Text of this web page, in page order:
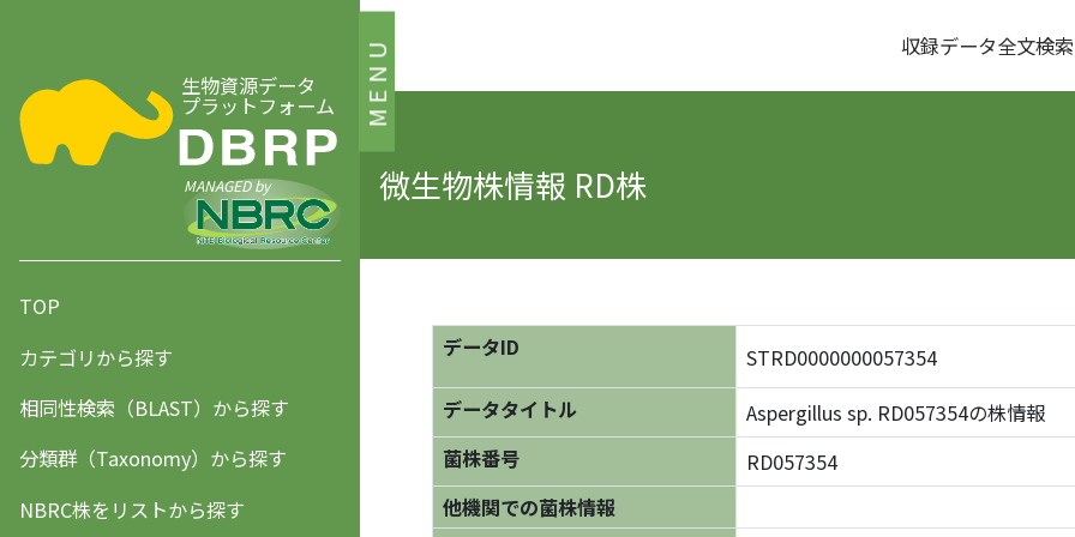
MENU
生物資源データ
プラットフォーム
MANAGED by
TOP
カテゴリから探す
相同性検索（BLAST）から探す
分類群（Taxonomy）から探す
NBRC株をリストから探す
収録データ全文検索
微生物株情報 RD株
データID
STRD0000000057354
データタイトル
Aspergillus sp. RD057354の株情報
菌株番号
RD057354
他機関での菌株情報